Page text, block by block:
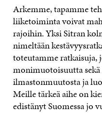
Arkemme, tapamme
liiketoiminta voivat
rajoihin. Yksi Sitran
nimeltään
toteutamme ratkaisuja,
monimuotoisuutta
ilmastonmuutosta ja
Meille tärkeä aihe on
edistänyt Suomessa jo